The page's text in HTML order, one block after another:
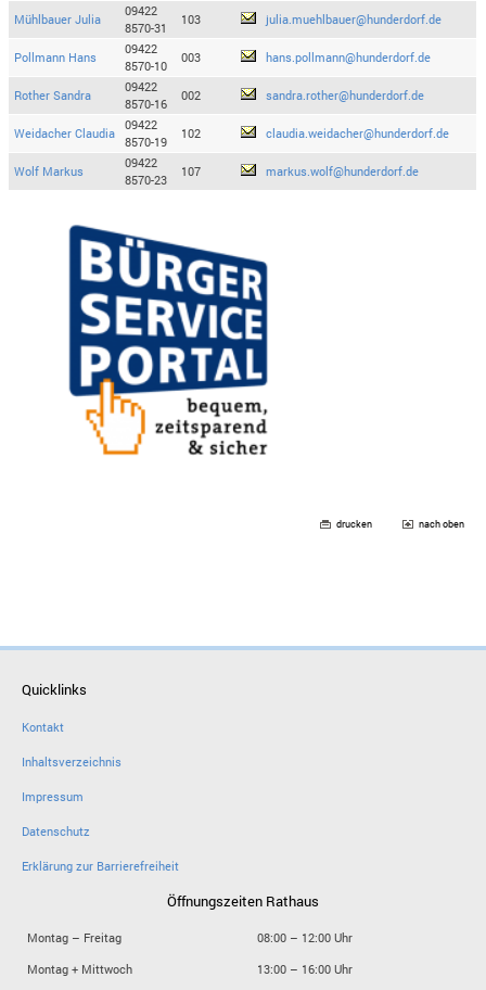
Mühlbauer Julia
09422
8570-31
103 julia.muehlbauer@hunderdorf.de
Pollmann Hans
09422
8570-10
003 hans.pollmann@hunderdorf.de
Rother Sandra
09422
8570-16
002 sandra.rother@hunderdorf.de
Weidacher Claudia
09422
8570-19
102 claudia.weidacher@hunderdorf.de
Wolf Markus
09422
8570-23
107 markus.wolf@hunderdorf.de
drucken nach oben
Quicklinks
Kontakt
Inhaltsverzeichnis
Impressum
Datenschutz
Erklärung zur Barrierefreiheit
Öffnungszeiten Rathaus
Montag – Freitag
08:00 – 12:00 Uhr
Montag + Mittwoch
13:00 – 16:00 Uhr